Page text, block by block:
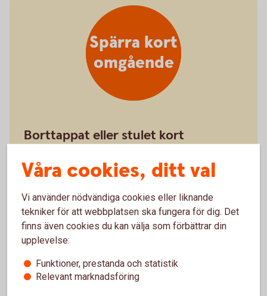
Spärra kort
omgående
Borttappat eller stulet kort
Spärra kort - så gör
Stäng kort
tillfälligt
Våra cookies, ditt val
Vi använder nödvändiga cookies eller liknande
tekniker för att webbplatsen ska fungera för dig. Det
finns även cookies du kan välja som förbättrar din
upplevelse:
Funktioner, prestanda och statistik
Relevant marknadsföring